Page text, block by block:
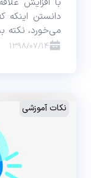
با افزایش
دانستن
می‌خورد، نکته
آنلاین است.
1398/07/14
نکات آموزشی